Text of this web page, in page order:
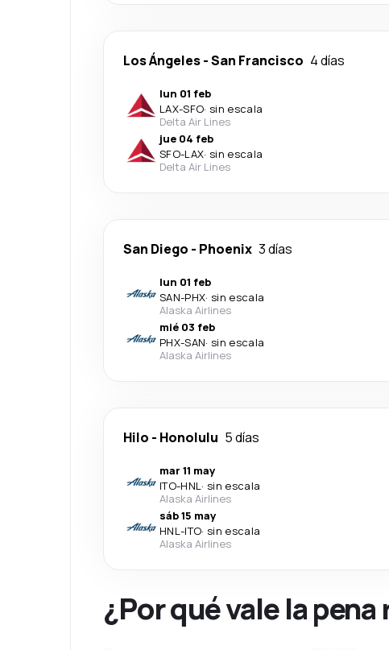
Los Ángeles-San Francisco 4 días
lun 01 feb
LAX-SFO· sin escala
Delta Air Lines
jue 04 feb
SFO-LAX· sin escala
Delta Air Lines
San Diego - Phoenix 3 días
lun 01 feb
SAN-PHX· sin escala
Alaska Airlines
mié 03 feb
PHX-SAN· sin escala
Alaska Airlines
Hilo - Honolulu 5 días
mar 11 may
ITO-HNL· sin escala
Alaska Airlines
sáb 15 may
HNL-ITO· sin escala
Alaska Airlines
¿Por qué vale la